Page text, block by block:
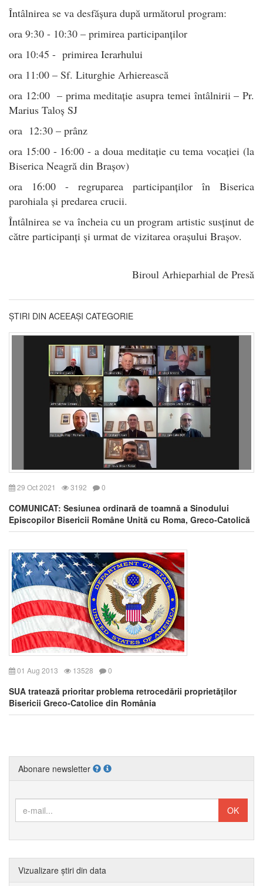
Întâlnirea se va desfășura după următorul program:
ora 9:30 - 10:30 – primirea participanților
ora 10:45 - primirea Ierarhului
ora 11:00 – Sf. Liturghie Arhierească
ora 12:00 – prima meditație asupra temei întâlnirii – Pr.
Marius Taloș SJ
ora 12:30 – prânz
ora 15:00 - 16:00 - a doua meditație cu tema vocației (la
Biserica Neagră din Brașov)
ora 16:00 - regruparea participanților în Biserica
parohiala și predarea crucii.
Întâlnirea se va încheia cu un program artistic susținut de
către participanți și urmat de vizitarea orașului Brașov.
Biroul Arhieparhial de Presă
ȘTIRI DIN ACEEAȘI CATEGORIE
29 Oct 2021 3192 0
COMUNICAT: Sesiunea ordinară de toamnă a Sinodului
Episcopilor Bisericii Române Unită cu Roma, Greco-Catolică
01 Aug 2013 13528 0
SUA tratează prioritar problema retrocedării proprietăţilor
Bisericii Greco-Catolice din România
Abonare newsletter
Vizualizare știri din data